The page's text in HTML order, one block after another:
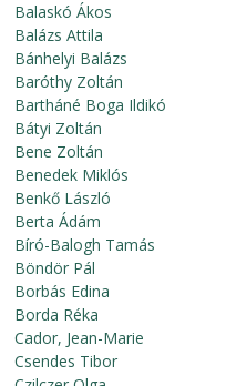
Balaskó Ákos
Balázs Attila
Bánhelyi Balázs
Baróthy Zoltán
Bartháné Boga Ildikó
Bátyi Zoltán
Bene Zoltán
Benedek Miklós
Benkő László
Berta Ádám
Bíró-Balogh Tamás
Böndör Pál
Borbás Edina
Borda Réka
Cador, Jean-Marie
Csendes Tibor